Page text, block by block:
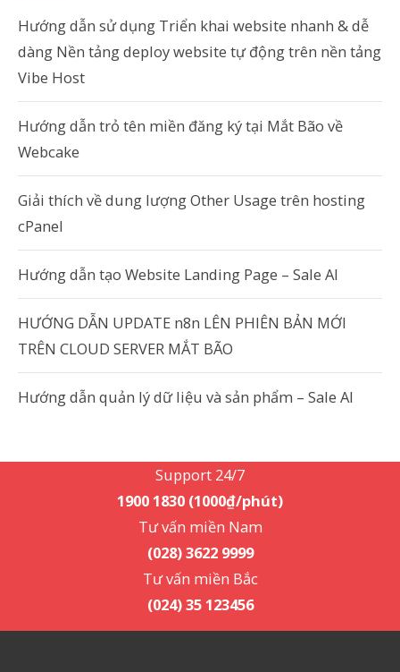
Hướng dẫn sử dụng Triển khai website nhanh & dễ
dàng Nền tảng deploy website tự động trên nền tảng
Vibe Host
Hướng dẫn trỏ tên miền đăng ký tại Mắt Bão về
Webcake
Giải thích về dung lượng Other Usage trên hosting
cPanel
Hướng dẫn tạo Website Landing Page – Sale AI
HƯỚNG DẪN UPDATE n8n LÊN PHIÊN BẢN MỚI
TRÊN CLOUD SERVER MẮT BÃO
Hướng dẫn quản lý dữ liệu và sản phẩm – Sale AI
Support 24/7
1900 1830 (1000₫/phút)
Tư vấn miền Nam
(028) 3622 9999
Tư vấn miền Bắc
(024) 35 123456